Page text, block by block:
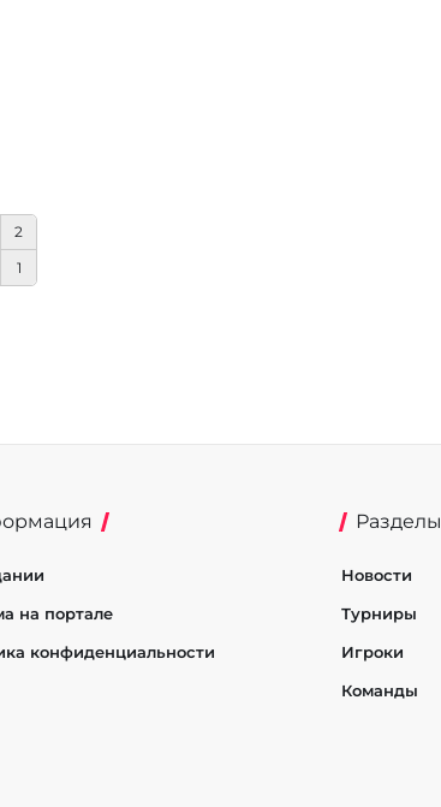
2
1
на портале
конфиденциальности
Разделы
Новости
Турниры
Игроки
Команды